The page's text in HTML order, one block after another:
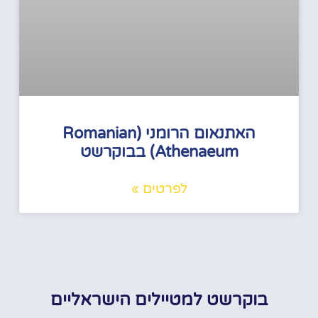
האתנאום הרומני (Romanian
Athenaeum) בבוקרשט
לפרטים »
בוקרשט למטיילים הישראליים